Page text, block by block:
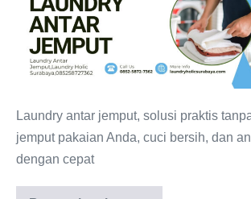
Kiloan
Profesional,
0821-
3133,
Laundry
Holic
Laundry antar jemput, solusi praktis
jemput pakaian Anda, cuci bersih, dan
dengan cepat